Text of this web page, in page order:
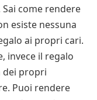
Sai come rendere
esiste nessuna
ai propri cari.
invece il regalo
dei propri
Puoi rendere